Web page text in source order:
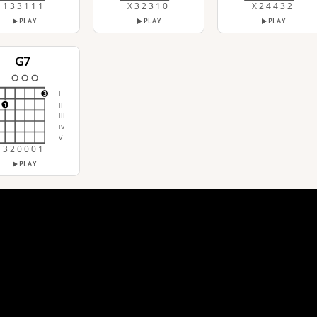
1 3 3 1 1 1
PLAY
X 3 2 3 1 0
PLAY
X 2 4 4 3 2
PLAY
G7
I
II
III
IV
V
1
3
3 2 0 0 0 1
PLAY